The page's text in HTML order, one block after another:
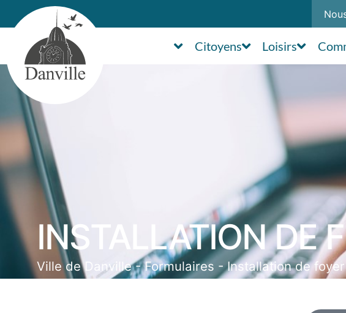
Citoyens Loisirs
INSTALLATION DE
Ville de Danville-Formulaires -Installation de